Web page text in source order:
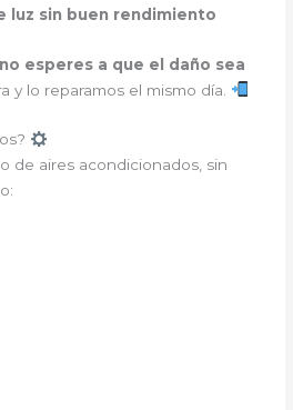
luz sin buen rendimiento
no esperes a que el daño sea
y lo reparamos el mismo día.
de aires acondicionados, sin